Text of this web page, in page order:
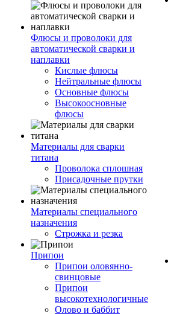
Флюсы и проволоки для
автоматической сварки и
наплавки
Кислые флюсы
Нейтральные флюсы
Основные флюсы
Высокоосновные
флюсы
Материалы для сварки
титана
Проволока сплошная
Присадочные прутки
Материалы специального
назначения
Строжка и резка
Припои
Припои оловянно-
свинцовые
Припои
высокотехнологичные
Олово и баббит